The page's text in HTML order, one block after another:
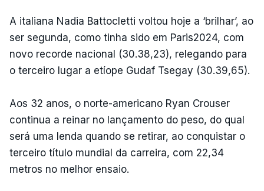
A italiana Nadia Battocletti voltou hoje a ‘brilhar’, ao
ser segunda, como tinha sido em Paris2024, com
novo recorde nacional (30.38,23), relegando para
o terceiro lugar a etíope Gudaf Tsegay (30.39,65).
Aos 32 anos, o norte-americano Ryan Crouser
continua a reinar no lançamento do peso, do qual
será uma lenda quando se retirar, ao conquistar o
terceiro título mundial da carreira, com 22,34
metros no melhor ensaio.